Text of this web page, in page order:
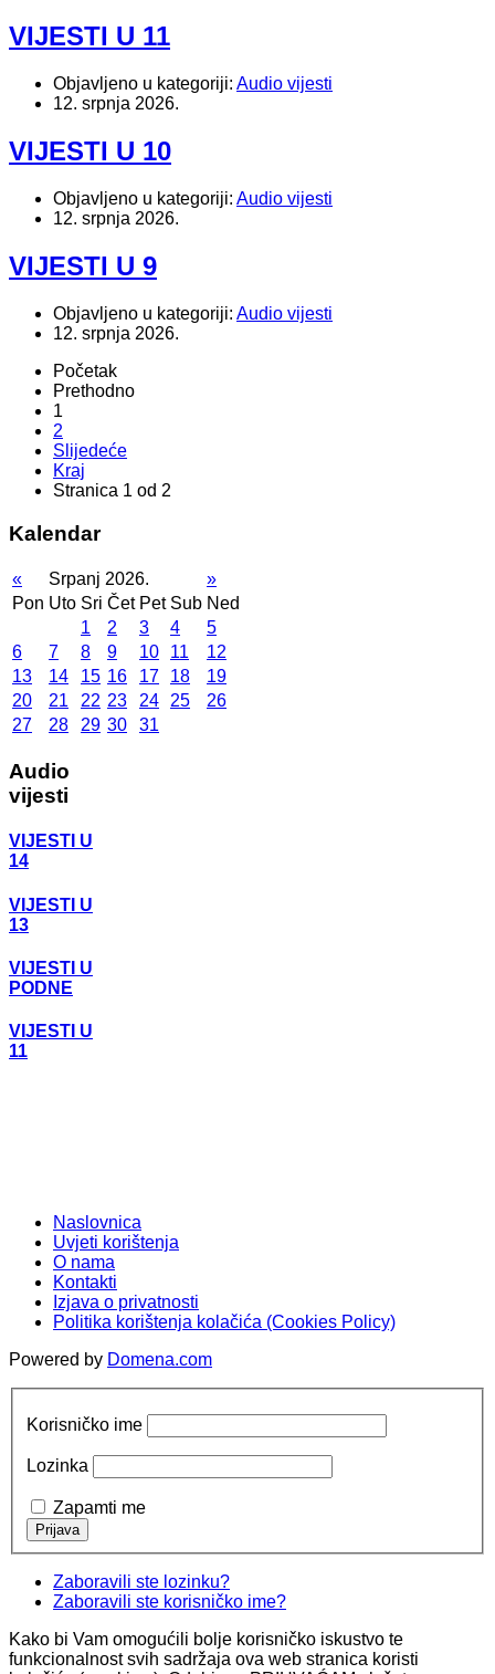
VIJESTI U 11
Objavljeno u kategoriji: Audio vijesti
12. srpnja 2026.
VIJESTI U 10
Objavljeno u kategoriji: Audio vijesti
12. srpnja 2026.
VIJESTI U 9
Objavljeno u kategoriji: Audio vijesti
12. srpnja 2026.
Početak
Prethodno
1
2
Slijedeće
Kraj
Stranica 1 od 2
Kalendar
« Srpanj 2026.
»
Pon Uto Sri Čet Pet Sub Ned
1
2 3 4
5
6
7 8 9 10 11
12
13
14 15 16 17 18
19
20
21 22 23 24 25
26
27
28 29 30 31
Audio
vijesti
VIJESTI U
14
VIJESTI U
13
VIJESTI U
PODNE
VIJESTI U
11
Naslovnica
Uvjeti korištenja
O nama
Kontakti
Izjava o privatnosti
Politika korištenja kolačića (Cookies Policy)
Powered by Domena.com
Korisničko ime
Lozinka
Zapamti me
Zaboravili ste lozinku?
Zaboravili ste korisničko ime?
Kako bi Vam omogućili bolje korisničko iskustvo te
funkcionalnost svih sadržaja ova web stranica koristi